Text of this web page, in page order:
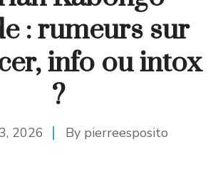
: rumeurs sur
info ou intox
?
2026 By pierreesposito